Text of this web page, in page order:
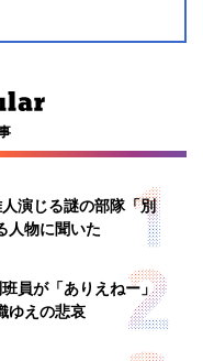
演じる謎の部隊「別
人物に聞いた
員が「ありえねー」
ゆえの悲哀